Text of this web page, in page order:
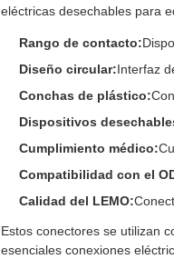
eléctricas desechables para
Rango de contacto:
Diseño circular:Interfaz
Conchas de plástico:
Dispositivos
Cumplimiento médico:
Compatibilidad con el
Calidad del LEMO:
Estos conectores se utilizan
esenciales conexiones